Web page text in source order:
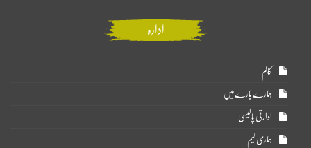
ادارہ
کالم
ہمارے بارے میں
ادارتی پالیسی
ہماری ٹیم